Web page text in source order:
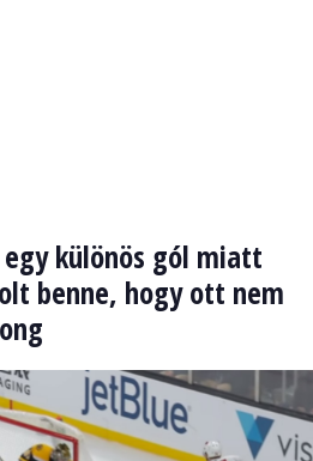
különös gól miatt
benne, hogy ott nem